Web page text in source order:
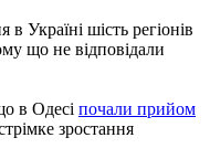
Україні шість регіонів
що не відповідали
в Одесі почали прийом
зростання